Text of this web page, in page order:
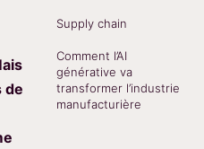
de
Supply chain
Comment l’AI
générative va
transformer l’industrie
manufacturière